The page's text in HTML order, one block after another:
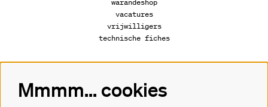
vacatures
vrijwilligers
technische fiches
Volg ons
Mmmm... cookies